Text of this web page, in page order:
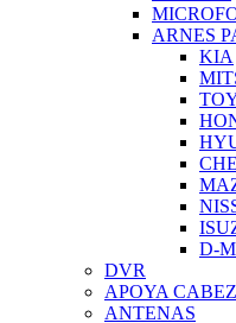
ARNES
KIA
D-
DVR
APOYA
ANTENAS